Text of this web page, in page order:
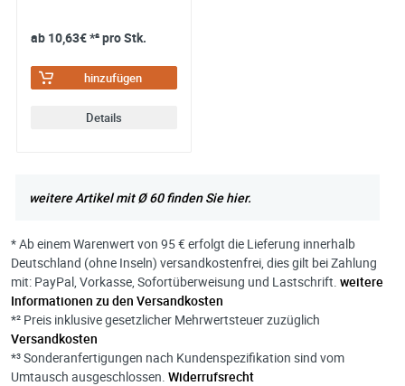
ab 10,63€*² pro Stk.
hinzufügen
Details
weitere Artikel mit Ø 60 finden Sie hier.
* Ab einem Warenwert von 95 € erfolgt die Lieferung innerhalb
Deutschland (ohne Inseln) versandkostenfrei, dies gilt bei Zahlung
mit: PayPal, Vorkasse, Sofortüberweisung und Lastschrift. weitere
Informationen zu den Versandkosten
*² Preis inklusive gesetzlicher Mehrwertsteuer zuzüglich
Versandkosten
*³ Sonderanfertigungen nach Kundenspezifikation sind vom
Umtausch ausgeschlossen. Widerrufsrecht